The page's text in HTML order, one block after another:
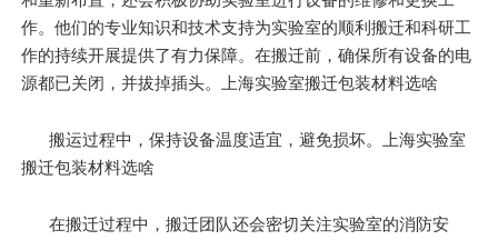
作。他们的专业知识和技术支持为实验室的顺利搬迁和科研工
作的持续开展提供了有力保障。在搬迁前，确保所有设备的电
源都已关闭，并拔掉插头。上海实验室搬迁包装材料选啥
搬运过程中，保持设备温度适宜，避免损坏。上海实验室
搬迁包装材料选啥
在搬迁过程中，搬迁团队还会密切关注实验室的消防安